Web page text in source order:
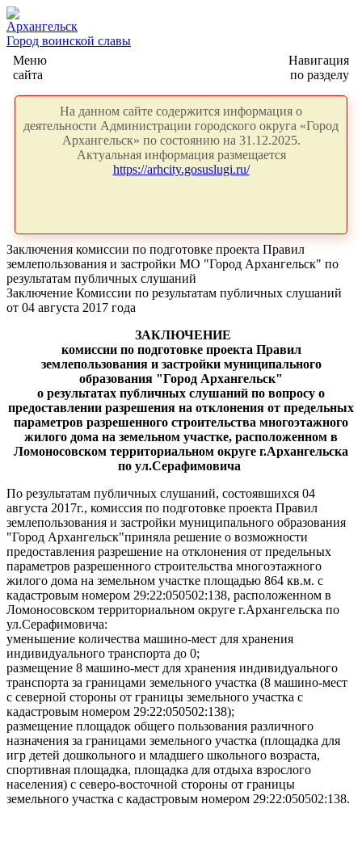
Архангельск
Город воинской славы
Меню
сайта
Навигация
по разделу
На данном сайте содержится информация о
деятельности Администрации городского округа «Город
Архангельск» по состоянию на 31.12.2025.
Актуальная информация размещается
https://arhcity.gosuslugi.ru/
Заключения комиссии по подготовке проекта Правил
землепользования и застройки МО "Город Архангельск" по
результатам публичных слушаний
Заключение Комиссии по результатам публичных слушаний
от 04 августа 2017 года
ЗАКЛЮЧЕНИЕ
комиссии по подготовке проекта Правил
землепользования и застройки муниципального
образования "Город Архангельск"
о результатах публичных слушаний по вопросу о
предоставлении разрешения на отклонения от предельных
параметров разрешенного строительства многоэтажного
жилого дома на земельном участке, расположенном в
Ломоносовском территориальном округе г.Архангельска
по ул.Серафимовича
По результатам публичных слушаний, состоявшихся 04
августа 2017г., комиссия по подготовке проекта Правил
землепользования и застройки муниципального образования
"Город Архангельск"приняла решение о возможности
предоставления разрешение на отклонения от предельных
параметров разрешенного строительства многоэтажного
жилого дома на земельном участке площадью 864 кв.м. с
кадастровым номером 29:22:050502:138, расположенном в
Ломоносовском территориальном округе г.Архангельска по
ул.Серафимовича:
уменьшение количества машино-мест для хранения
индивидуального транспорта до 0;
размещение 8 машино-мест для хранения индивидуального
транспорта за границами земельного участка (8 машино-мест
с северной стороны от границы земельного участка с
кадастровым номером 29:22:050502:138);
размещение площадок общего пользования различного
назначения за границами земельного участка (площадка для
игр детей дошкольного и младшего школьного возраста,
спортивная площадка, площадка для отдыха взрослого
населения) с северо-восточной стороны от границы
земельного участка с кадастровым номером 29:22:050502:138.